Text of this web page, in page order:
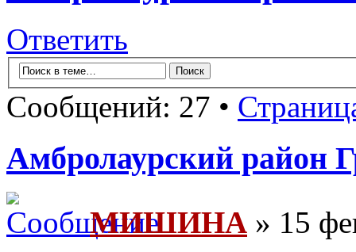
Ответить
Сообщений: 27 •
Амбролаурский район
МИШИНА » 15